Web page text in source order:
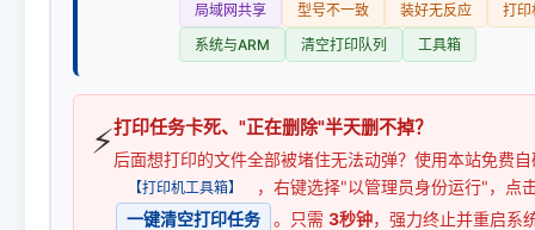
局域网共享
型号不一致 装好无反应
打印
系统与ARM
清空打印队列 工具箱
⚡打印任务卡死、"正在删除"半天删不掉？
后面想打印的文件全部被堵住无法动弹？使用本站免费
【打印机工具箱】
，右键选择"以管理员身份运行"，点
一键清空打印任务
。只需 3秒钟，强力终止并重启系